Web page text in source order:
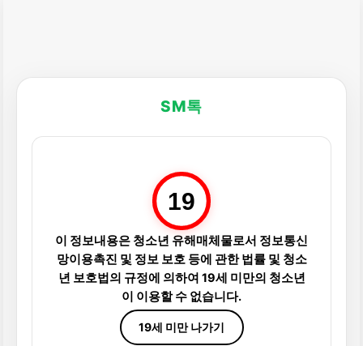
SM톡
19
이 정보내용은 청소년 유해매체물로서 정보통신
망이용촉진 및 정보 보호 등에 관한 법률 및 청소
년 보호법의 규정에 의하여 19세 미만의 청소년
이 이용할 수 없습니다.
19세 미만 나가기